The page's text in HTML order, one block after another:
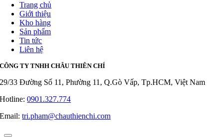
Trang chủ
Giới thiệu
Kho hàng
Sản phẩm
Tin tức
Liên hệ
CÔNG TY TNHH CHÂU THIÊN CHÍ
29/33 Đường Số 11, Phường 11, Q.Gò Vấp, Tp.HCM, Việt Nam
Hotline:0901.327.774
Email:tri.pham@chauthienchi.com